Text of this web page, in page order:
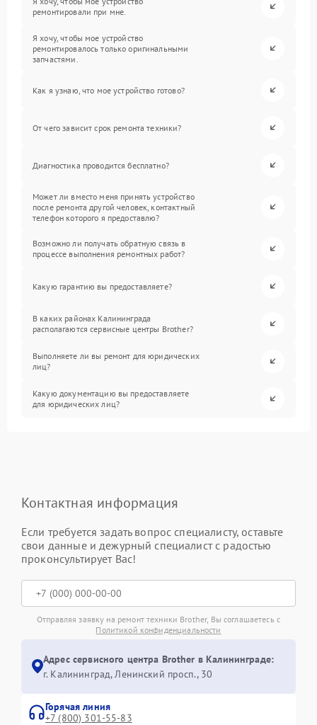
ремонтировали при мне.
Я хочу, чтобы мое устройство
ремонтировалось только оригинальными
запчастями.
Как я узнаю, что мое устройство готово?
От чего зависит срок ремонта техники?
Диагностика проводится бесплатно?
Может ли вместо меня принять устройство
после ремонта другой человек, контактный
телефон которого я предоставлю?
Возможно ли получать обратную связь в
процессе выполнения ремонтных работ?
Какую гарантию вы предоставляете?
В каких районах Калининграда
располагаются сервисные центры Brother?
Выполняете ли вы ремонт для юридических
лиц?
Какую документацию вы предоставляете
для юридических лиц?
Контактная информация
Если требуется задать вопрос специалисту, оставьте
свои данные и дежурный специалист с радостью
проконсультирует Вас!
Отправляя заявку на ремонт техники Brother, Вы соглашаетесь с
Политикой конфиденциальности
Адрес сервисного центра Brother в Калининграде:
г. Калининград, Ленинский просп., 30
Горячая линия
+7 (800) 301-55-83